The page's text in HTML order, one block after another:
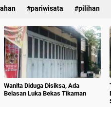
pariwisata pilihan
Wanita Diduga Disiksa, Ada
Belasan Luka Bekas Tikaman